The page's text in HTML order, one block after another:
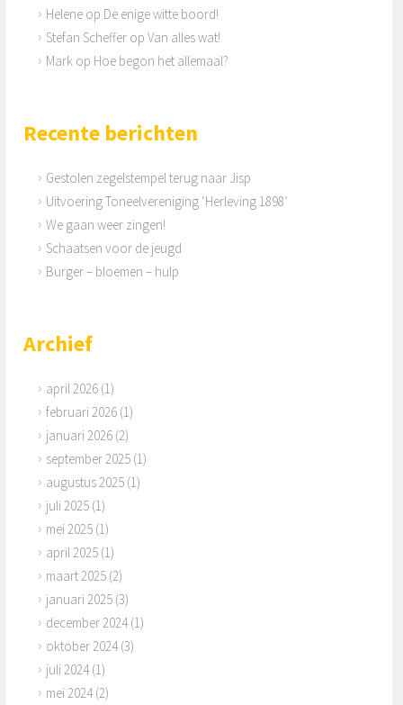
Helene op De enige witte boord!
Stefan Scheffer opVan alles wat!
Mark op Hoe begon het allemaal?
Recente berichten
Gestolen zegelstempel terug naar Jisp
Uitvoering Toneelvereniging ‘Herleving 1898’
We gaan weer zingen!
Schaatsen voor de jeugd
Burger – bloemen – hulp
Archief
april 2026 (1)
februari 2026 (1)
januari 2026 (2)
september 2025 (1)
augustus 2025 (1)
juli 2025 (1)
mei 2025 (1)
april 2025 (1)
maart 2025 (2)
januari 2025 (3)
december 2024(1)
oktober 2024(3)
juli 2024(1)
mei 2024(2)